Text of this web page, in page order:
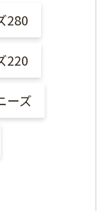
280
220
ーズ